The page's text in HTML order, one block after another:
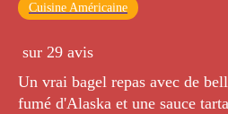
Cuisine Américaine
sur 29 avis
Un vrai bagel repas avec de
fumé d'Alaska et une sauce